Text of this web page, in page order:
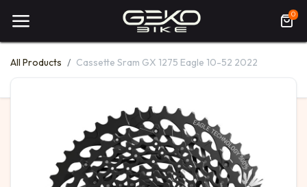
0
All Products Cassette Sram GX 1275 Eagle 10-52 2022